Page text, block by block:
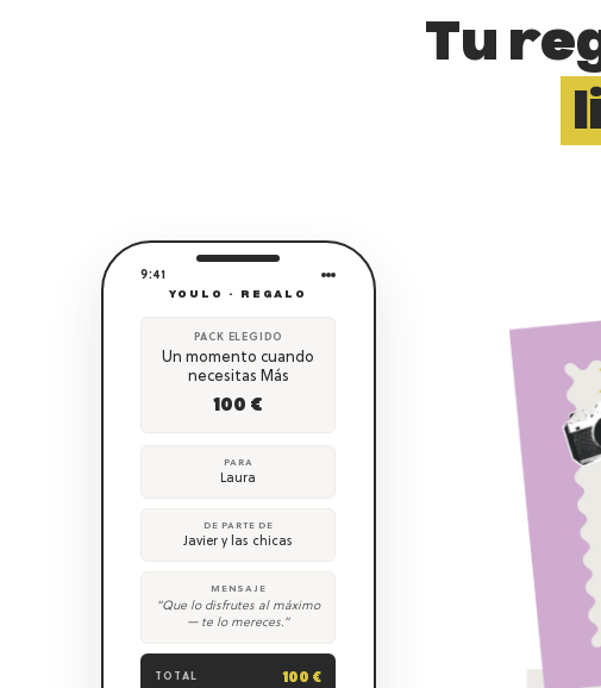
Tu
9:41
YOULO · REGALO
PACK ELEGIDO
Un momento cuando
necesitas Más
100 €
PARA
Laura
DE PARTE DE
Javier y las chicas
MENSAJE
“Que lo disfrutes al máximo
— te lo mereces.”
TOTAL 100 €